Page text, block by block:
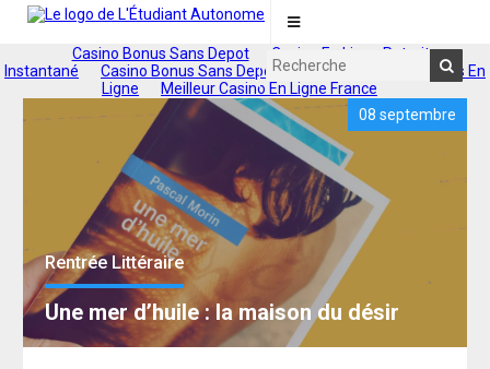
Casino Bonus Sans Depot
Casino En Ligne Retrait
Instantané
Casino Bonus Sans Depot 2025
Nouveaux Casinos En
Ligne
Meilleur Casino En Ligne France
08 septembre
Rentrée Littéraire
Une mer d’huile : la maison du désir